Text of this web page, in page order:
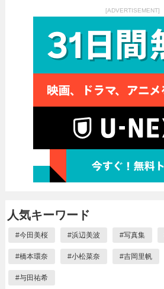
[ADVERTISEMENT]
人気キーワード
#今田美桜 #浜辺美波 #写真集
#橋本環奈 #小松菜奈 #吉岡里帆
#与田祐希